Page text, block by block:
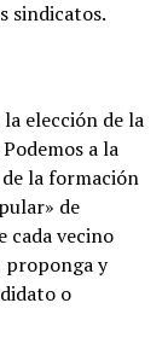
sindicatos.
elección de la
a la
la formación
de
cada vecino
proponga y
o